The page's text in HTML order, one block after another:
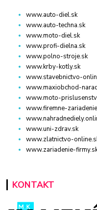
www.auto-diel.sk
www.auto-techna.sk
www.moto-diel.sk
www.profi-dielna.sk
www.polno-stroje.sk
www.krby-kotly.sk
www.stavebnictvo-
www.maxiobchod-
www.moto-
www.firemne-
www.uni-zdrav.sk
www.zlatnictvo-
www.zariadenie-
KONTAKT